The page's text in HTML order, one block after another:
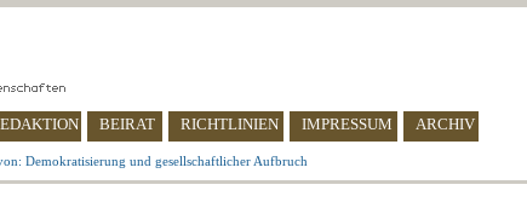
BEIRAT RICHTLINIEN IMPRESSUM ARCHIV
Demokratisierung und gesellschaftlicher Aufbruch